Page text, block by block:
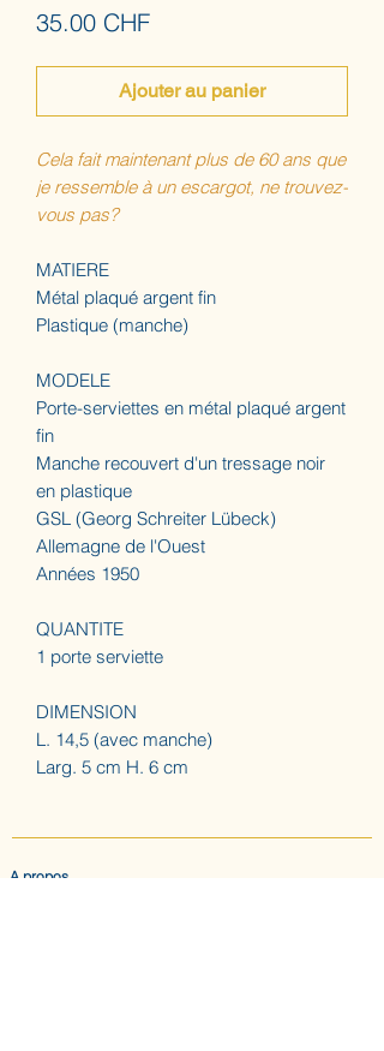
35.00 CHFPrix
Ajouter au panier
Cela fait maintenant plus de 60 ans que
je ressemble à un escargot, ne trouvez-
vous pas?
MATIERE
Métal plaqué argent fin
Plastique (manche)
MODELE
Porte-serviettes en métal plaqué argent
fin
Manche recouvert d'un tressage noir
en plastique
GSL (Georg Schreiter Lübeck)
Allemagne de l'Ouest
Années 1950
QUANTITE
1 porte serviette
DIMENSION
L. 14,5 (avec manche)
Larg. 5 cm H. 6 cm
A propos